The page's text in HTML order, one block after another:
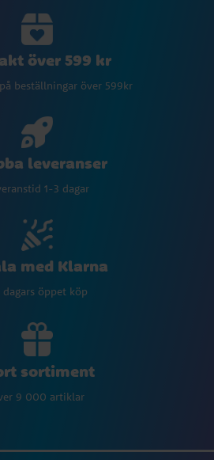
över 599 kr
beställningar över 599kr
leveranser
1-3 dagar
med Klarna
dagars öppet köp
sortiment
9 000 artiklar